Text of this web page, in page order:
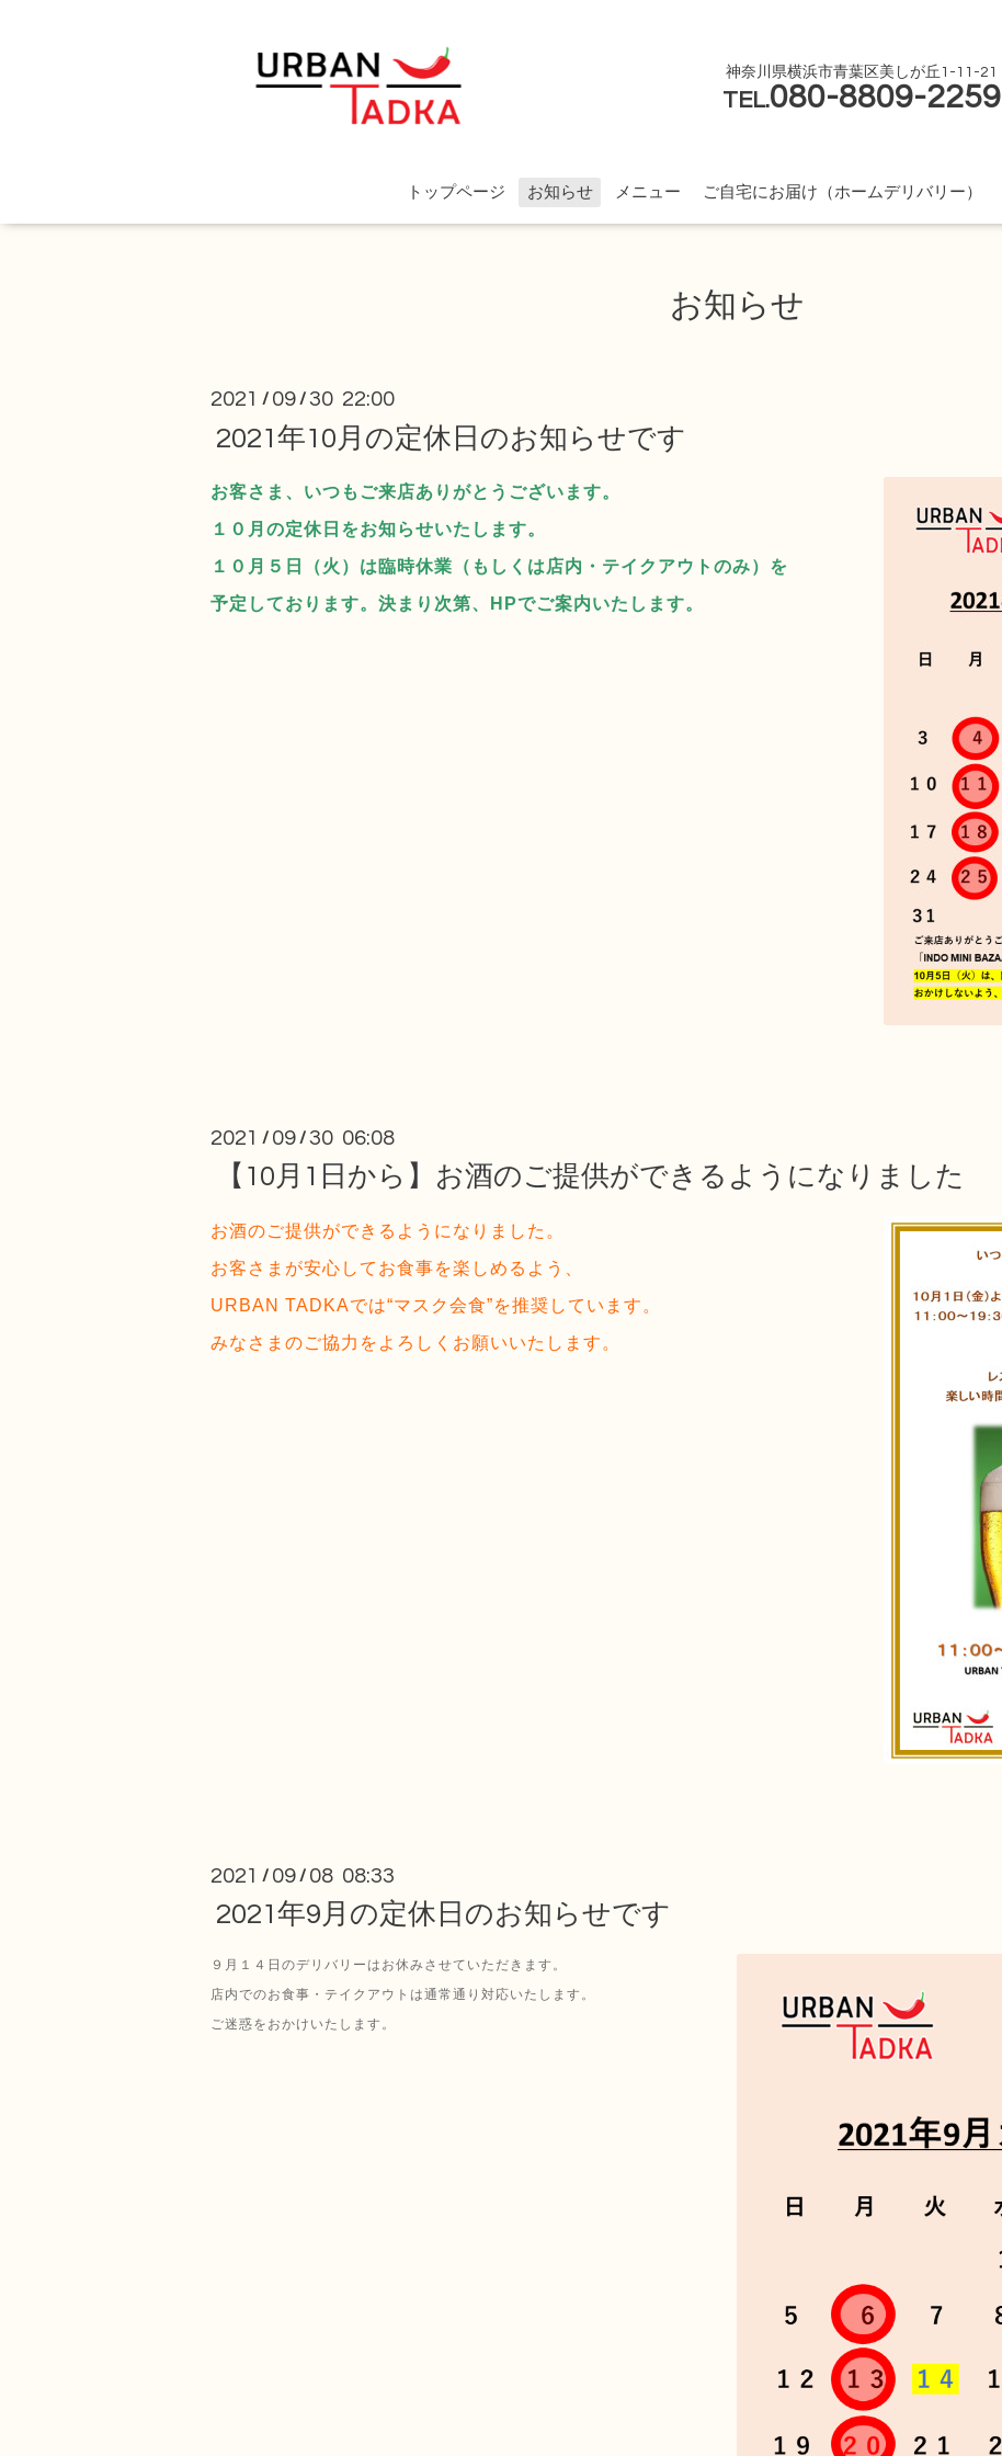
神奈川県横浜市青葉区美しが丘1-11-21
TEL.080-8809-2259
トップページ お知らせ メニュー ご自宅にお届け（ホームデリバリー）
お知らせ
2021 / 09 /30 22:00
2021年10月の定休日のお知らせです
お客さま、いつもご来店ありがとうございます。
１０月の定休日をお知らせいたします。
１０月５日（火）は臨時休業（もしくは店内・テイクアウトのみ）を
予定しております。決まり次第、HPでご案内いたします。
2021 / 09 /30 06:08
【10月1日から】お酒のご提供ができるようになりました
お酒のご提供ができるようになりました。
お客さまが安心してお食事を楽しめるよう、
URBAN TADKAでは“マスク会食”を推奨しています。
みなさまのご協力をよろしくお願いいたします。
2021 / 09 / 08 08:33
2021年9月の定休日のお知らせです
９月１４日のデリバリーはお休みさせていただきます。
店内でのお食事・テイクアウトは通常通り対応いたします。
ご迷惑をおかけいたします。